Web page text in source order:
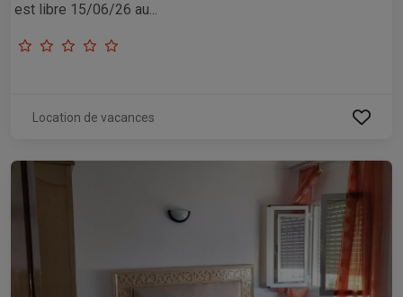
est libre 15/06/26 au...
Location de vacances